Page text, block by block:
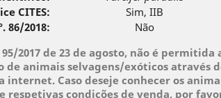
CITES:
Sim, IIB
86/2018:
Não
2017 de 23 de agosto, não é permitida
animais selvagens/exóticos através
Caso deseje conhecer os
respetivas condições de venda, por